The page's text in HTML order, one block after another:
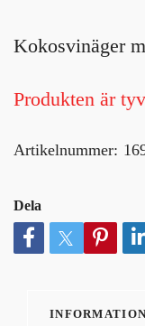
Kokosvinäger
Produkten är
Artikelnummer:
Dela
INFORMATION